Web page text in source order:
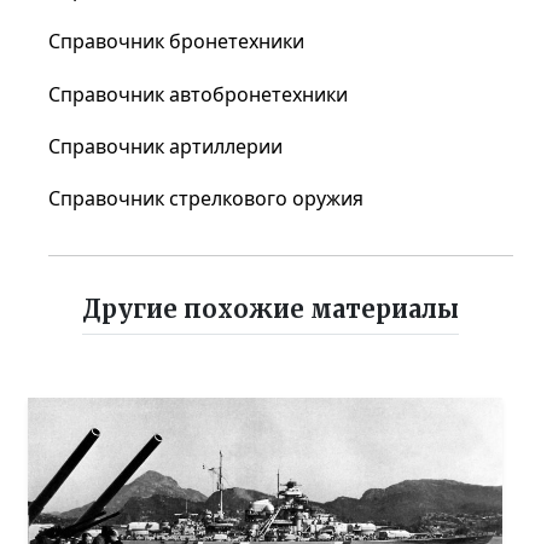
Справочник бронетехники
Справочник автобронетехники
Справочник артиллерии
Справочник стрелкового оружия
Другие похожие материалы